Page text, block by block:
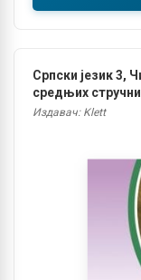
Српски језик 3,
средњих
Издавач: Klett